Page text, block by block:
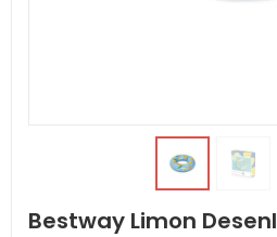
Bestway Limon